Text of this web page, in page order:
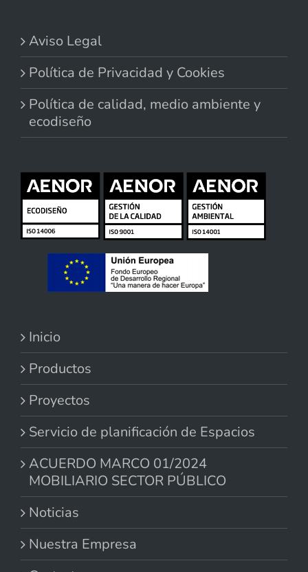
Aviso Legal
Política de Privacidad y Cookies
Política de calidad, medio ambiente y
ecodiseño
Inicio
Productos
Proyectos
Servicio de planificación de Espacios
ACUERDO MARCO 01/2024
MOBILIARIO SECTOR PÚBLICO
Noticias
Nuestra Empresa